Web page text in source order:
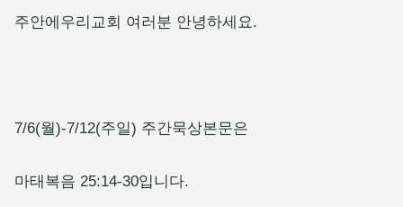
주안에우리교회 여러분 안녕하세요.
7/6(월)-7/12(주일) 주간묵상본문은
마태복음 25:14-30입니다.